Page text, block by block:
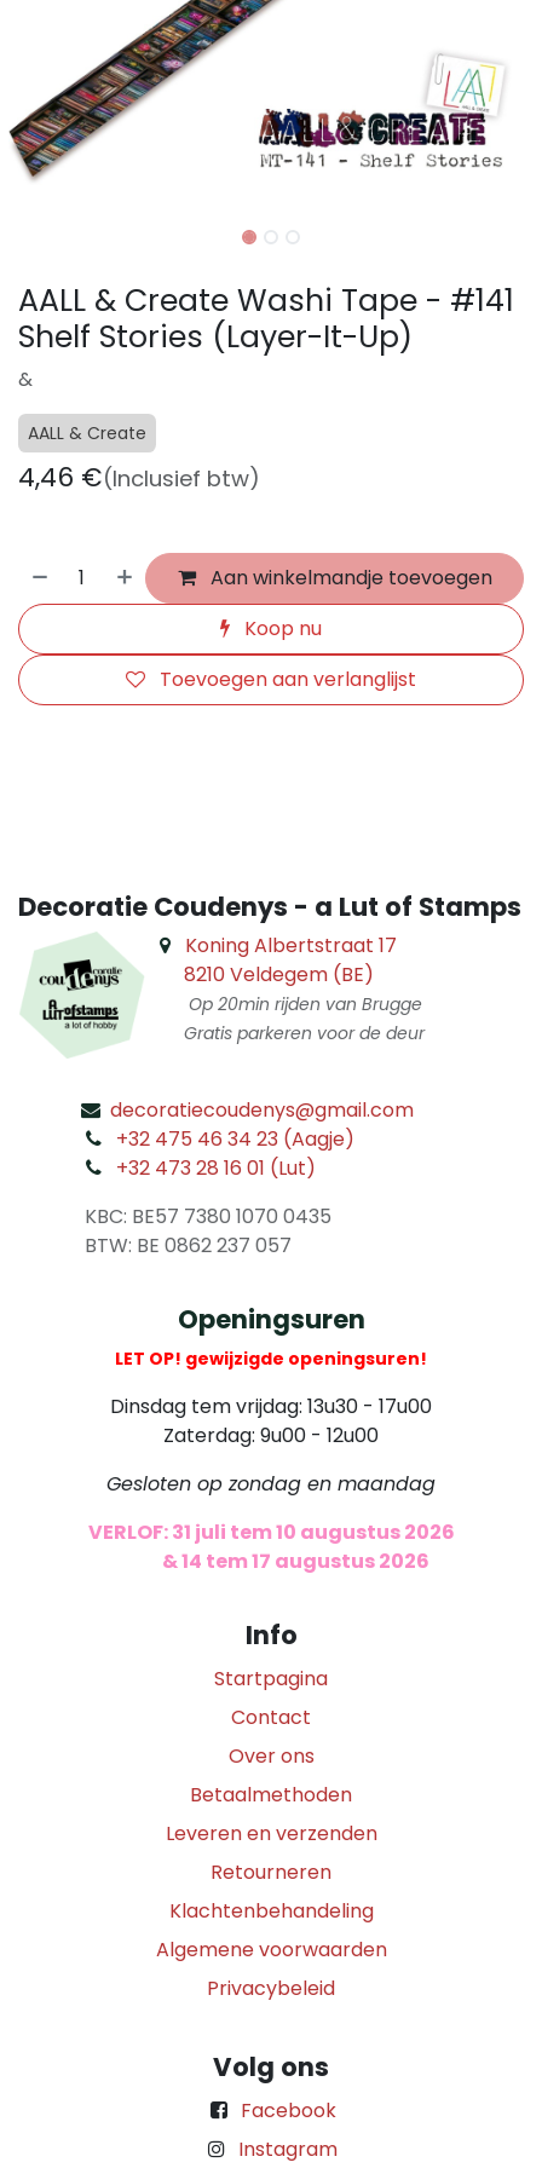
AALL & Create Washi Tape - #141
Shelf Stories (Layer-It-Up)
&
AALL & Create
4,46 €(Inclusief btw)
Aan winkelmandje toevoegen
Koop nu
Toevoegen aan verlanglijst
Decoratie Coudenys - a Lut of Stamps
Koning Albertstraat 17
8210 Veldegem (BE)
Op 20min rijden van Brugge
Gratis parkeren voor de deur
decoratiecoudenys@gmail.com
+32 475 46 34 23 (Aagje)
+32 473 28 16 01 (Lut)
KBC: BE57 7380 1070 0435
​ BTW: BE 0862 237 057
Openingsuren
LET OP! gewijzigde openingsuren!
Dinsdag tem vrijdag: 13u30 - 17u00
Zaterdag: 9u00 - 12u00
Gesloten op zondag en maandag
VERLOF: 31 juli tem 10 augustus 2026
& 14 tem 17 augustus 2026
Info
Startpagina
Contact
Over ons
Betaalmethoden
Leveren en verzenden
Retourneren
Klachtenbehandeling
Algemene voorwaarden
Privacybeleid
Volg ons
Facebook
Instagram